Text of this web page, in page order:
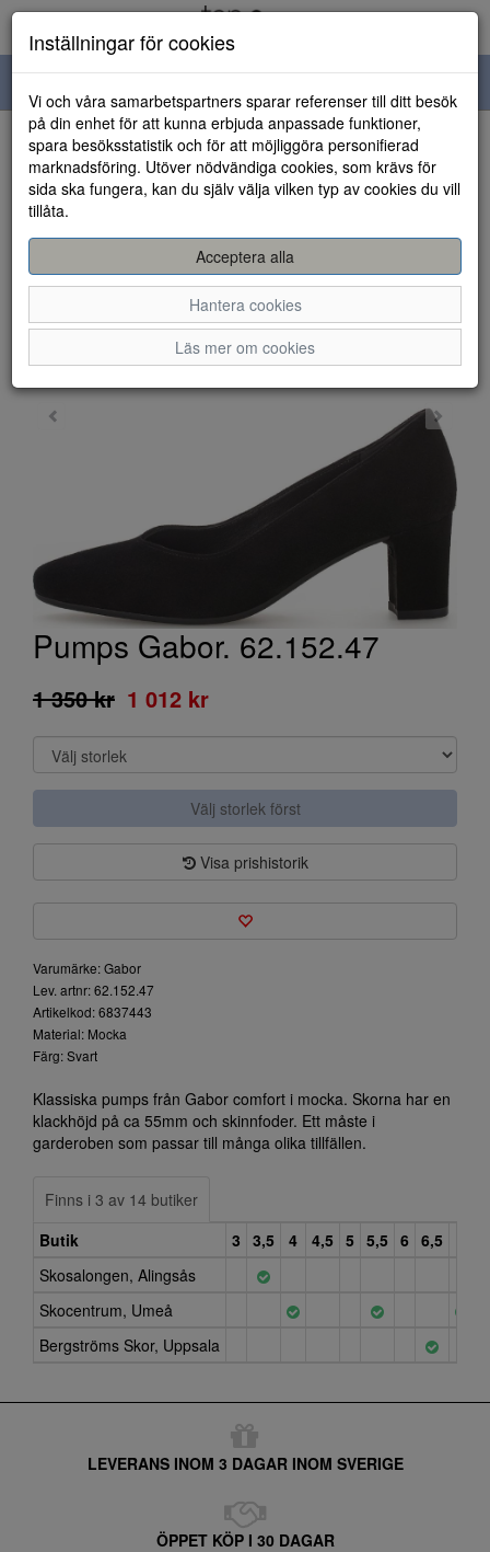
navigation
HEM
Pumps Gabor. 62.152.47
1 350 kr 1 012 kr
Välj storlek först
Visa prishistorik
Varumärke: Gabor
Lev. artnr: 62.152.47
Artikelkod: 6837443
Material: Mocka
Färg: Svart
Klassiska pumps från Gabor comfort i mocka. Skorna har en
klackhöjd på ca 55mm och skinnfoder. Ett måste i
garderoben som passar till många olika tillfällen.
Finns i 3 av 14 butiker
Butik
3 3,5 4 4,5 5 5,5 6 6,5
Skosalongen, Alingsås
Skocentrum, Umeå
Bergströms Skor, Uppsala
LEVERANS INOM 3 DAGAR INOM SVERIGE
ÖPPET KÖP I 30 DAGAR
Inställningar för cookies
Vi och våra samarbetspartners sparar referenser till ditt besök
på din enhet för att kunna erbjuda anpassade funktioner,
spara besöksstatistik och för att möjliggöra personifierad
marknadsföring. Utöver nödvändiga cookies, som krävs för
sida ska fungera, kan du själv välja vilken typ av cookies du vill
tillåta.
Acceptera alla
Hantera cookies
Läs mer om cookies